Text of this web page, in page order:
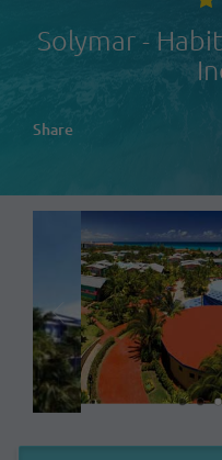
Solymar -
Share